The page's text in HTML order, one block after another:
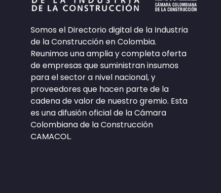
Somos el Directorio digital de la Industria
de la Construcción en Colombia.
Reunimos una amplia y completa oferta
de empresas que suministran insumos
para el sector a nivel nacional, y
proveedores que hacen parte de la
cadena de valor de nuestro gremio. Esta
es una difusión oficial de la Cámara
Colombiana de la Construcción
CAMACOL.